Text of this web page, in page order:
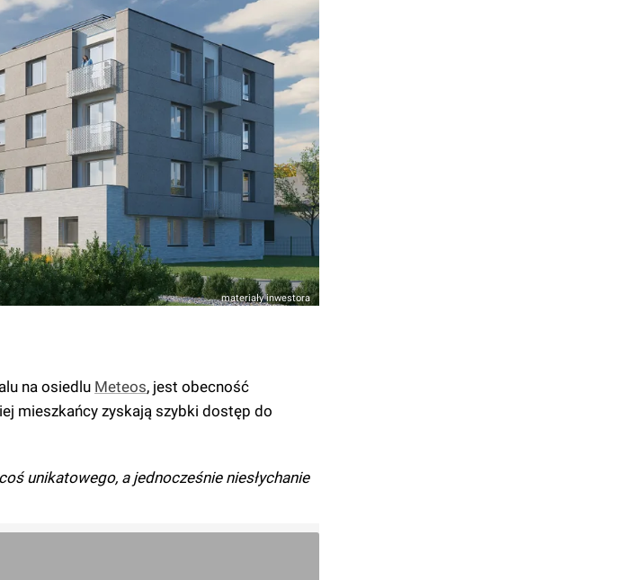
materiały inwestora
na osiedlu Meteos, jest obecność
mieszkańcy zyskają szybki dostęp do
unikatowego, a jednocześnie niesłychanie